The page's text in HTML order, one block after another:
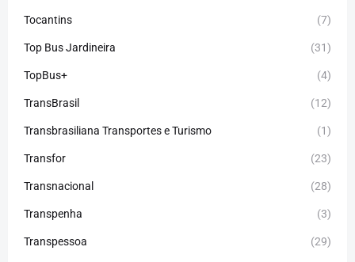
Tocantins (7)
Top Bus Jardineira (31)
TopBus+ (4)
TransBrasil (12)
Transbrasiliana Transportes e Turismo (1)
Transfor (23)
Transnacional (28)
Transpenha (3)
Transpessoa (29)